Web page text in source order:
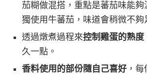
茄糊做混搭，重點是蕃茄味能夠
獨使用牛蕃茄，味道會稍微不夠
透過燉煮過程來控制雞蛋的熟度
久一點。
香料使用的部份隨自己喜好 ，